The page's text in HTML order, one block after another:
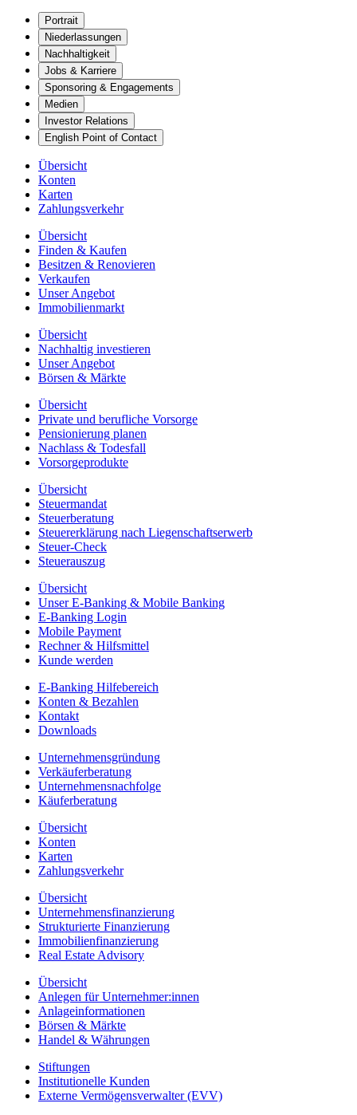
Portrait
Niederlassungen
Nachhaltigkeit
Jobs & Karriere
Sponsoring & Engagements
Medien
Investor Relations
English Point of Contact
Übersicht
Konten
Karten
Zahlungsverkehr
Übersicht
Finden & Kaufen
Besitzen & Renovieren
Verkaufen
Unser Angebot
Immobilienmarkt
Übersicht
Nachhaltig investieren
Unser Angebot
Börsen & Märkte
Übersicht
Private und berufliche Vorsorge
Pensionierung planen
Nachlass & Todesfall
Vorsorgeprodukte
Übersicht
Steuermandat
Steuerberatung
Steuererklärung nach Liegenschaftserwerb
Steuer-Check
Steuerauszug
Übersicht
Unser E-Banking & Mobile Banking
E-Banking Login
Mobile Payment
Rechner & Hilfsmittel
Kunde werden
E-Banking Hilfebereich
Konten & Bezahlen
Kontakt
Downloads
Unternehmensgründung
Verkäuferberatung
Unternehmensnachfolge
Käuferberatung
Übersicht
Konten
Karten
Zahlungsverkehr
Übersicht
Unternehmensfinanzierung
Strukturierte Finanzierung
Immobilienfinanzierung
Real Estate Advisory
Übersicht
Anlegen für Unternehmer:innen
Anlageinformationen
Börsen & Märkte
Handel & Währungen
Stiftungen
Institutionelle Kunden
Externe Vermögensverwalter (EVV)